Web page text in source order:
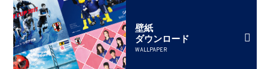
壁紙
ダウンロード
WALLPAPER